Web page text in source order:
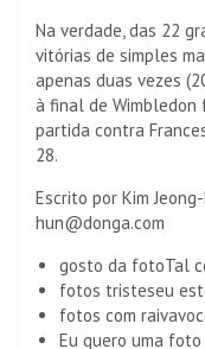
Na verdade, das 22
vitórias de simples
apenas duas vezes
à final de Wimbledon
partida contra
28.
Escrito por Kim
hun@donga.com
gosto da fotoTal
fotos tristeseu
fotos com raiva
Eu quero uma